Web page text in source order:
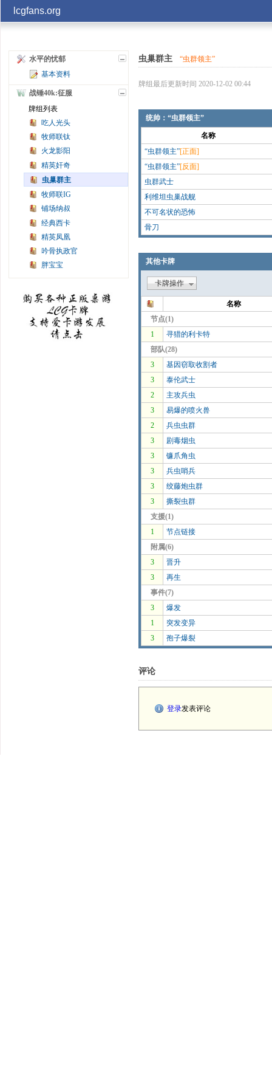
lcgfans.org
水平的忧郁
基本资料
战锤40k:征服
牌组列表
吃人光头
牧师联钛
火龙影阳
精英奸奇
虫巢群主
牧师联IG
铺场纳叔
经典西卡
精英凤凰
吟骨执政官
胖宝宝
虫巢群主 “虫群领主”
牌组最后更新时间 2020-12-02 00:44
统帅：“虫群领主”
名称
“虫群领主”[正面]
“虫群领主”[反面]
虫群武士
利维坦虫巢战舰
不可名状的恐怖
骨刀
其他卡牌
卡牌操作
名称
节点(1)
1
寻猎的利卡特
部队(28)
3
基因窃取收割者
3
泰伦武士
2
主攻兵虫
3
易爆的喷火兽
2
兵虫虫群
3
剧毒烟虫
3
镰爪角虫
3
兵虫哨兵
3
绞藤炮虫群
3
撕裂虫群
支援(1)
1
节点链接
附属(6)
3
晋升
3
再生
事件(7)
3
爆发
1
突发变异
3
孢子爆裂
评论
登录发表评论